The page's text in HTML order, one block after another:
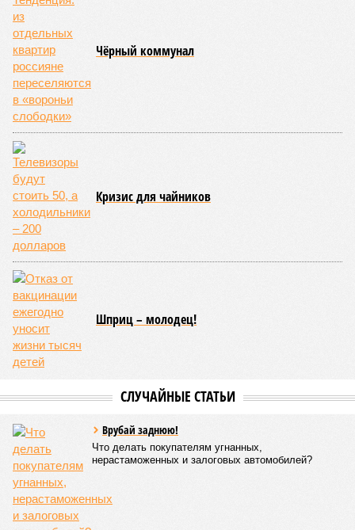
Чёрный коммунал
Кризис для чайников
Шприц – молодец!
СЛУЧАЙНЫЕ СТАТЬИ
Врубай заднюю!
Что делать покупателям угнанных,
нерастаможенных и залоговых автомобилей?